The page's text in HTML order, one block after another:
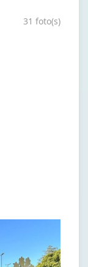
31 foto(s)